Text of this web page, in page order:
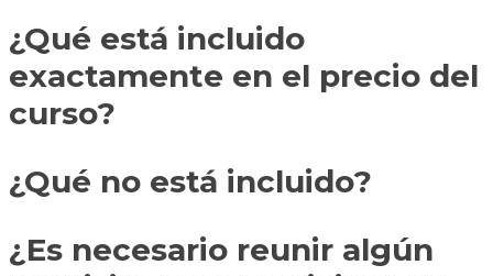
¿Qué está incluido
exactamente en el precio del
curso?
¿Qué no está incluido?
¿Es necesario reunir algún